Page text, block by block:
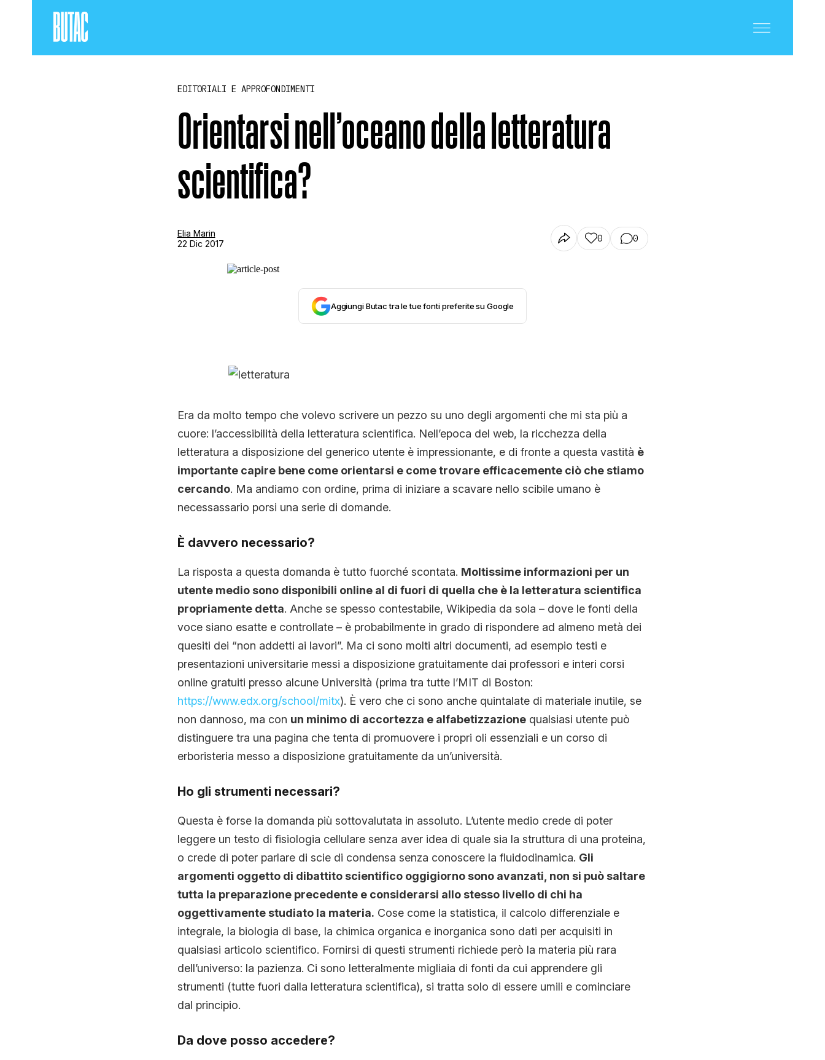
SCIENZA E TECNOLOGIA
STORIA E CITAZIONI
EDITORIALI
TRUFFE E SOCIAL NETWORK
CONTATTI
CHI SIAMO
EDITORIALI E APPROFONDIMENTI
Orientarsi nell’oceano della letteratura
scientifica?
Elia Marin
22 Dic 2017
0 0
Aggiungi Butac tra le tue fonti preferite su Google
Era da molto tempo che volevo scrivere un pezzo su uno degli argomenti che mi sta più a
cuore: l’accessibilità della letteratura scientifica. Nell’epoca del web, la ricchezza della
letteratura a disposizione del generico utente è impressionante, e di fronte a questa vastità è
importante capire bene come orientarsi e come trovare efficacemente ciò che stiamo
cercando. Ma andiamo con ordine, prima di iniziare a scavare nello scibile umano è
necessassario porsi una serie di domande.
È davvero necessario?
La risposta a questa domanda è tutto fuorché scontata. Moltissime informazioni per un
utente medio sono disponibili online al di fuori di quella che è la letteratura scientifica
propriamente detta. Anche se spesso contestabile, Wikipedia da sola – dove le fonti della
voce siano esatte e controllate – è probabilmente in grado di rispondere ad almeno metà dei
quesiti dei “non addetti ai lavori”. Ma ci sono molti altri documenti, ad esempio testi e
presentazioni universitarie messi a disposizione gratuitamente dai professori e interi corsi
online gratuiti presso alcune Università (prima tra tutte l’MIT di Boston:
https://www.edx.org/school/mitx). È vero che ci sono anche quintalate di materiale inutile, se
non dannoso, ma con un minimo di accortezza e alfabetizzazionequalsiasi utente può
distinguere tra una pagina che tenta di promuovere i propri oli essenziali e un corso di
erboristeria messo a disposizione gratuitamente da un’università.
Ho gli strumenti necessari?
Questa è forse la domanda più sottovalutata in assoluto. L’utente medio crede di poter
leggere un testo di fisiologia cellulare senza aver idea di quale sia la struttura di una proteina,
o crede di poter parlare di scie di condensa senza conoscere la fluidodinamica. Gli
argomenti oggetto di dibattito scientifico oggigiorno sono avanzati, non si può saltare
tutta la preparazione precedente e considerarsi allo stesso livello di chi ha
oggettivamente studiato la materia. Cose come la statistica, il calcolo differenziale e
integrale, la biologia di base, la chimica organica e inorganica sono dati per acquisiti in
qualsiasi articolo scientifico. Fornirsi di questi strumenti richiede però la materia più rara
dell’universo: la pazienza. Ci sono letteralmente migliaia di fonti da cui apprendere gli
strumenti (tutte fuori dalla letteratura scientifica), si tratta solo di essere umili e cominciare
dal principio.
Da dove posso accedere?